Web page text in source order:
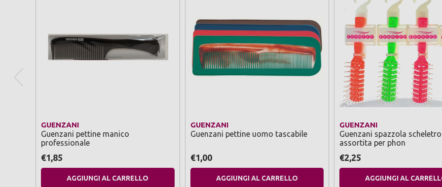
GUENZANI
Guenzani pettine manico
professionale
€1,85
AGGIUNGI AL CARRELLO
GUENZANI
Guenzani pettine uomo tascabile
€1,00
AGGIUNGI AL CARRELLO
GUENZANI
Guenzani spazzola
assortita per phon
€2,25
AGGIUNGI AL